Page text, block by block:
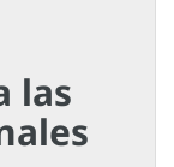
las